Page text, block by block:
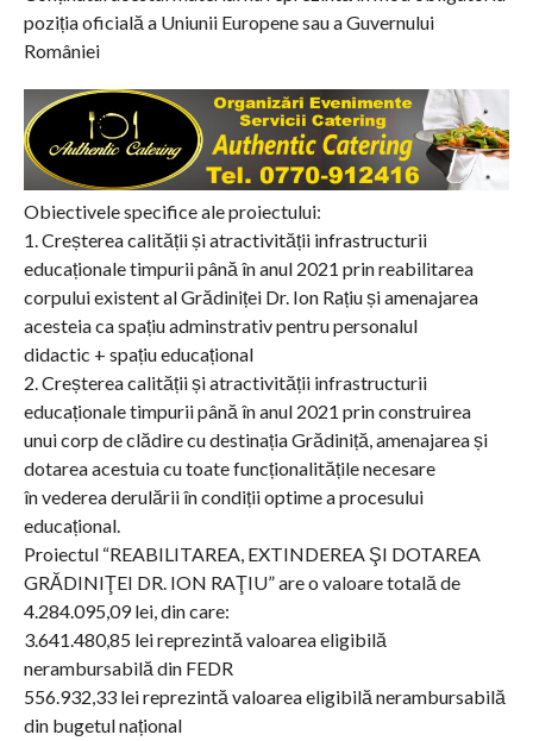
poziția oficială a Uniunii Europene sau a Guvernului
României
Obiectivele specifice ale proiectului:
1. Creșterea calității și atractivității infrastructurii
educaționale timpurii până în anul 2021 prin reabilitarea
corpului existent al Grădiniței Dr. Ion Rațiu și amenajarea
acesteia ca spațiu adminstrativ pentru personalul
didactic + spațiu educațional
2. Creșterea calității și atractivității infrastructurii
educaționale timpurii până în anul 2021 prin construirea
unui corp de clădire cu destinația Grădiniță, amenajarea și
dotarea acestuia cu toate funcționalitățile necesare
în vederea derulării în condiții optime a procesului
educațional.
Proiectul “REABILITAREA, EXTINDEREA ŞI DOTAREA
GRĂDINIŢEI DR. ION RAŢIU” are o valoare totală de
4.284.095,09 lei, din care:
3.641.480,85 lei reprezintă valoarea eligibilă
nerambursabilă din FEDR
556.932,33 lei reprezintă valoarea eligibilă nerambursabilă
din bugetul național